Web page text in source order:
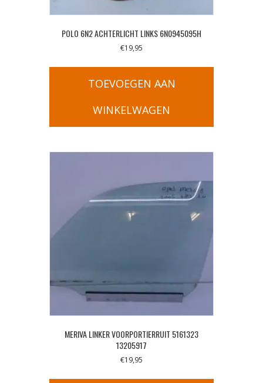
POLO 6N2 ACHTERLICHT LINKS 6N0945095H
€19,95
TOEVOEGEN AAN
WINKELWAGEN
MERIVA LINKER VOORPORTIERRUIT 5161323
13205917
€19,95